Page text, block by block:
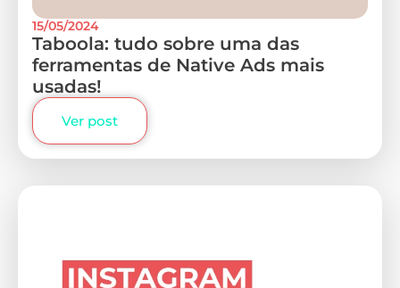
15/05/2024
Taboola: tudo sobre uma das
ferramentas de Native Ads mais
usadas!
Ver post